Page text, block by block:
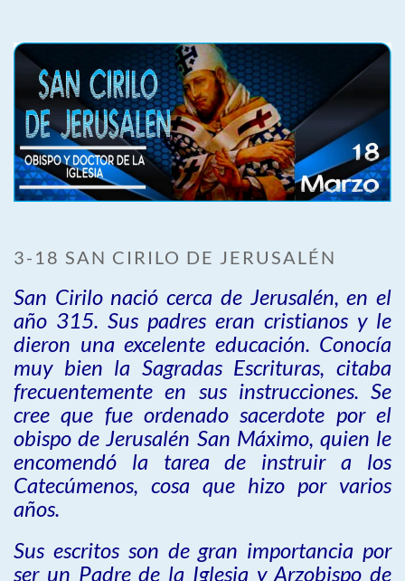
3-18 SAN CIRILO DE JERUSALÉN
San Cirilo nació cerca de Jerusalén, en el
año 315. Sus padres eran cristianos y le
dieron una excelente educación. Conocía
muy bien la Sagradas Escrituras, citaba
frecuentemente en sus instrucciones. Se
cree que fue ordenado sacerdote por el
obispo de Jerusalén San Máximo, quien le
encomendó la tarea de instruir a los
Catecúmenos, cosa que hizo por varios
años.
Sus escritos son de gran importancia por
ser un Padre de la Iglesia y Arzobispo de